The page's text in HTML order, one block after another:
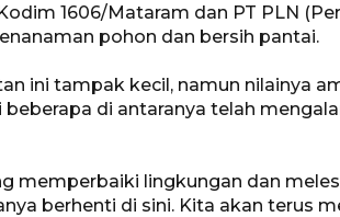
1606/Mataram dan PT PLN
pohon dan bersih pantai.
ini tampak kecil, namun nilainya
di antaranya telah
memperbaiki lingkungan dan
berhenti di sini. Kita akan terus